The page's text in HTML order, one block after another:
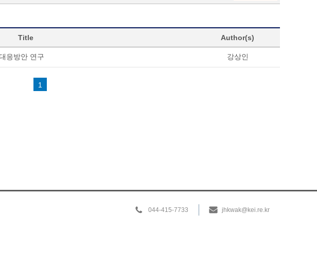
Title Author(s)
응방안 연구 강상인
1
044-415-7733 jhkwak@kei.re.kr